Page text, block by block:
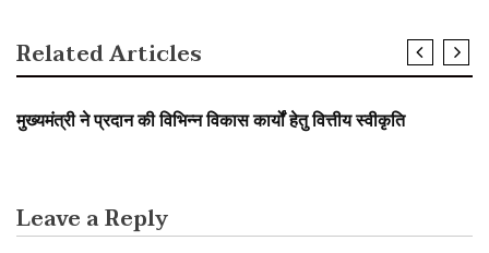
Related Articles
मुख्यमंत्री ने प्रदान की विभिन्न विकास कार्यों हेतु वित्तीय स्वीकृति
Leave a Reply